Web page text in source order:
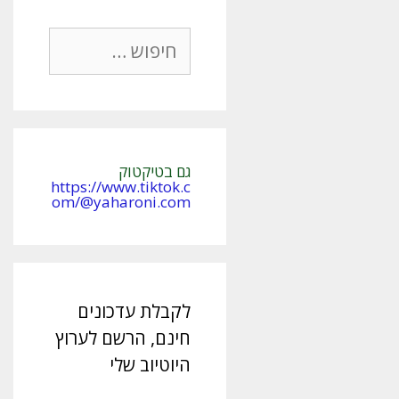
חיפוש:
גם בטיקטוק
https://www.tiktok.c
om/@yaharoni.com
לקבלת עדכונים
חינם, הרשם לערוץ
היוטיוב שלי